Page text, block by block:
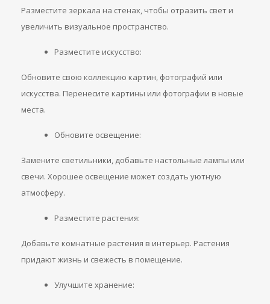
Разместите зеркала на стенах, чтобы отразить свет и
увеличить визуальное пространство.
Разместите искусство:
Обновите свою коллекцию картин, фотографий или
искусства. Перенесите картины или фотографии в новые
места.
Обновите освещение:
Замените светильники, добавьте настольные лампы или
свечи. Хорошее освещение может создать уютную
атмосферу.
Разместите растения:
Добавьте комнатные растения в интерьер. Растения
придают жизнь и свежесть в помещение.
Улучшите хранение: